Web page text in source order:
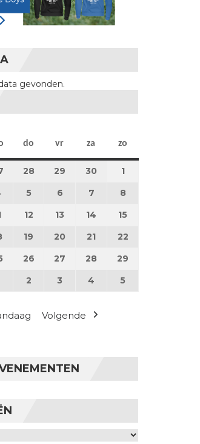
gevonden.
woensdag
do donderdag
vr vrijdag
za zaterdag
zo
2024 2024
27 november 2024
28 28 november 2024
29 29 november 2024
30 30 november 2024
11 december
2024
4 december 2024
55 december 2024
6 6 december 2024
7 7 december 2024
8
2024
11 december 2024
12 12 december 2024
13 13 december 2024
14 14 december 2024
15
2024 2024
18 december 2024
19 19 december 2024
20 20 december 2024
21 21 december 2024
22
2024 2024
25 december 2024
26 26 december 2024
27 27 december 2024
28 28 december 2024
29
20242024
1 januari 2025
2 2 januari 2025
3 3 januari 2025
4 4 januari 2025
5
Volgende